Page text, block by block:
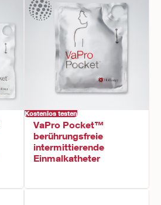
Kostenlos testen
VaPro Pocket™
berührungsfreie
intermittierende
Einmalkatheter